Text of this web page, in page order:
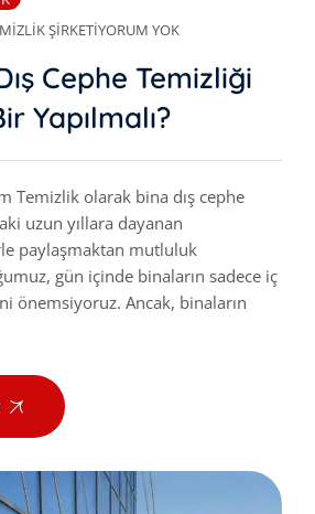
ŞIRKETIYORUM YOK
Cephe Temizliği
Yapılmalı?
Temizlik olarak bina dış cephe
uzun yıllara dayanan
paylaşmaktan mutluluk
gün içinde binaların sadece iç
önemsiyoruz. Ancak, binaların